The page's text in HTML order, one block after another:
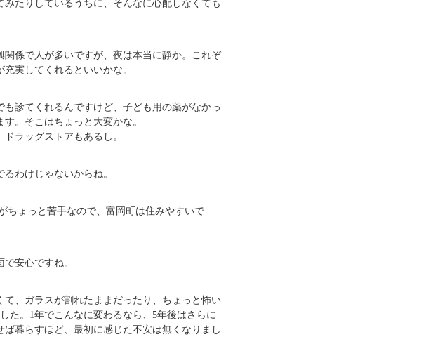
たりしているうちに、そんなに心配しなくても
係で人が多いですが、夜は本当に静か。これぞ
実してくれるといいかな。
診てくれるんですけど、子ども用の薬がなかっ
。そこはちょっと大変かな。
ラッグストアもあるし。
わけじゃないからね。
ちょっと苦手なので、富岡町は住みやすいで
安心ですね。
、ガラスが割れたままだったり、ちょっと怖い
た。1年でこんなに変わるなら、5年後はさらに
暮らすほど、最初に感じた不安は無くなりまし